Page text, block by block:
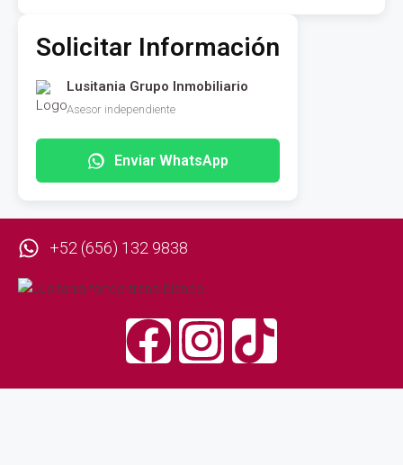
Solicitar Información
Lusitania Grupo Inmobiliario
Asesor independiente
Enviar WhatsApp
+52 (656) 132 9838